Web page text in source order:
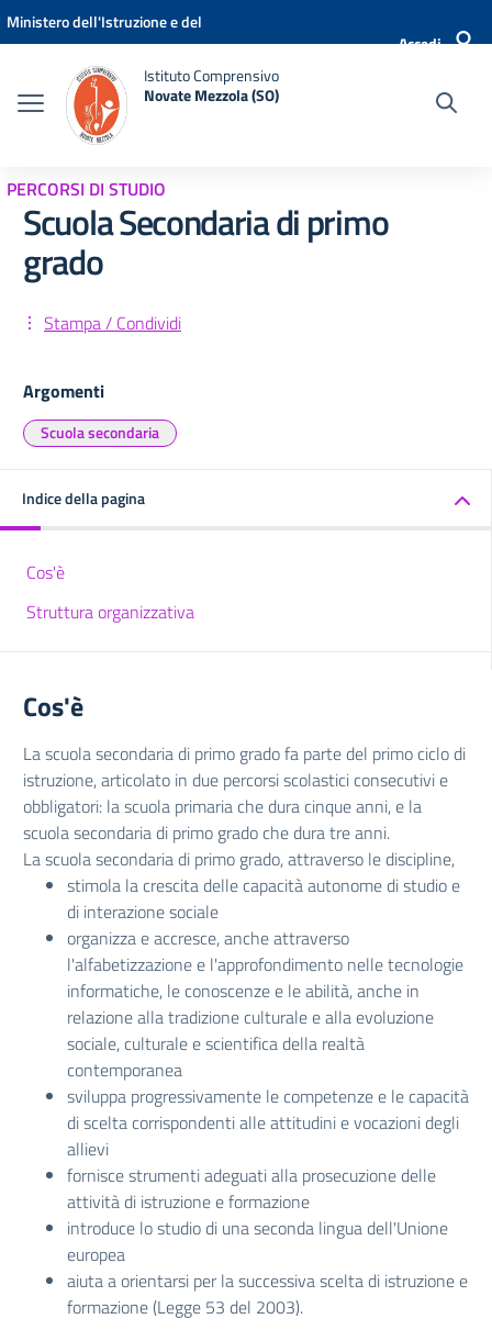
Vai ai contenuti
Vai al menu di navigazione
Vai al footer
Ministero dell'Istruzione e del
Accedi
Istituto Comprensivo
Novate Mezzola (SO)
PERCORSI DI STUDIO
Scuola Secondaria di primo
grado
Stampa / Condividi
Argomenti
Scuola secondaria
Indice della pagina
Cos'è
Struttura organizzativa
Cos'è
La scuola secondaria di primo grado fa parte del primo ciclo di
istruzione, articolato in due percorsi scolastici consecutivi e
obbligatori: la scuola primaria che dura cinque anni, e la
scuola secondaria di primo grado che dura tre anni.
La scuola secondaria di primo grado, attraverso le discipline,
stimola la crescita delle capacità autonome di studio e
di interazione sociale
organizza e accresce, anche attraverso
l'alfabetizzazione e l'approfondimento nelle tecnologie
informatiche, le conoscenze e le abilità, anche in
relazione alla tradizione culturale e alla evoluzione
sociale, culturale e scientifica della realtà
contemporanea
sviluppa progressivamente le competenze e le capacità
di scelta corrispondenti alle attitudini e vocazioni degli
allievi
fornisce strumenti adeguati alla prosecuzione delle
attività di istruzione e formazione
introduce lo studio di una seconda lingua dell'Unione
europea
aiuta a orientarsi per la successiva scelta di istruzione e
formazione (Legge 53 del 2003).